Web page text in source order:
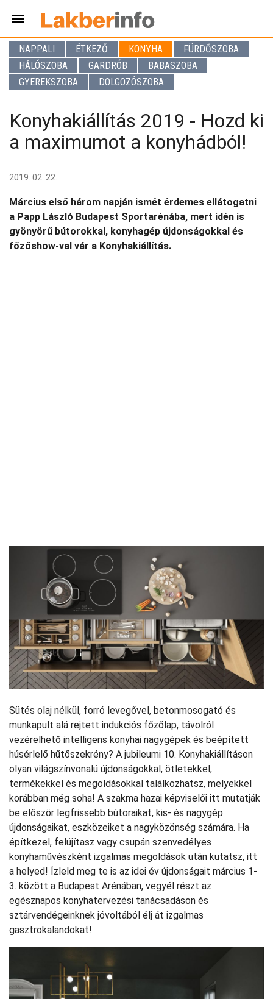
NAPPALI ÉTKEZŐ KONYHA
FÜRDŐSZOBA
HÁLÓSZOBA
GARDRÓB
BABASZOBA
GYEREKSZOBA
DOLGOZÓSZOBA
Konyhakiállítás 2019 - Hozd ki
a maximumot a konyhádból!
2019. 02. 22.
Március első három napján ismét érdemes ellátogatni
a Papp László Budapest Sportarénába, mert idén is
gyönyörű bútorokkal, konyhagép újdonságokkal és
főzőshow-val vár a Konyhakiállítás.
Sütés olaj nélkül, forró levegővel, betonmosogató és
munkapult alá rejtett indukciós főzőlap, távolról
vezérelhető intelligens konyhai nagygépek és beépített
húsérlelő hűtőszekrény? A jubileumi 10. Konyhakiállításon
olyan világszínvonalú újdonságokkal, ötletekkel,
termékekkel és megoldásokkal találkozhatsz, melyekkel
korábban még soha! A szakma hazai képviselői itt mutatják
be először legfrissebb bútoraikat, kis- és nagygép
újdonságaikat, eszközeiket a nagyközönség számára. Ha
építkezel, felújítasz vagy csupán szenvedélyes
konyhaművészként izgalmas megoldások után kutatsz, itt
a helyed! Ízleld meg te is az idei év újdonságait március 1-
3. között a Budapest Arénában, vegyél részt az
egésznapos konyhatervezési tanácsadáson és
sztárvendégeinknek jóvoltából élj át izgalmas
gasztrokalandokat!